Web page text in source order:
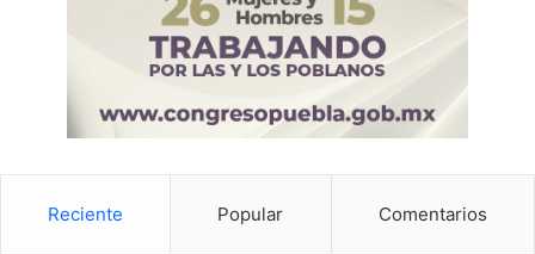
Reciente Popular Comentarios